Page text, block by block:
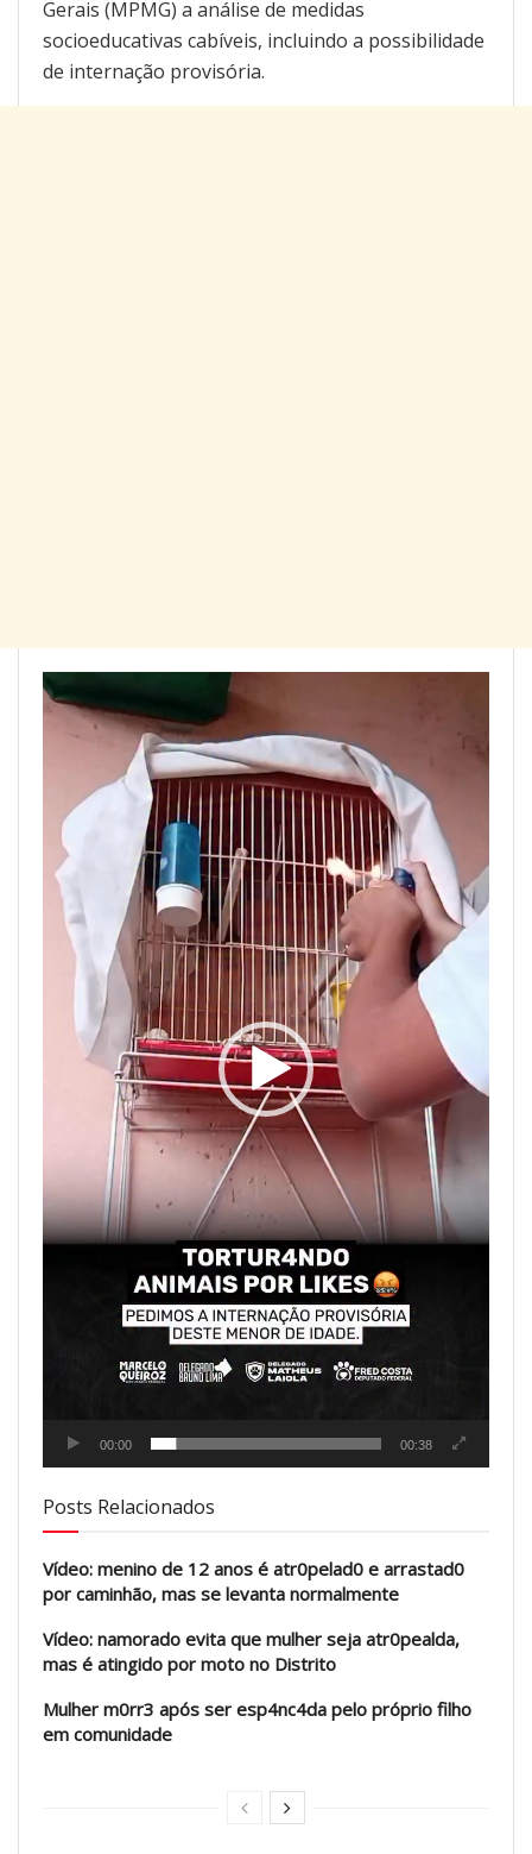
Gerais (MPMG) a análise de medidas
socioeducativas cabíveis, incluindo a possibilidade
de internação provisória.
Tocador
de
00:00 00:38
Posts Relacionados
Vídeo: menino de 12 anos é atr0pelad0 e arrastad0
por caminhão, mas se levanta normalmente
Vídeo: namorado evita que mulher seja atr0pealda,
mas é atingido por moto no Distrito
Mulher m0rr3 após ser esp4nc4da pelo próprio filho
em comunidade